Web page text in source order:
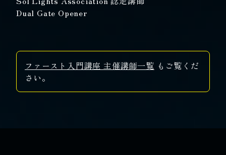
Dual Gate Opener
ファースト入門講座 主催講師一覧 もご覧くだ
さい。